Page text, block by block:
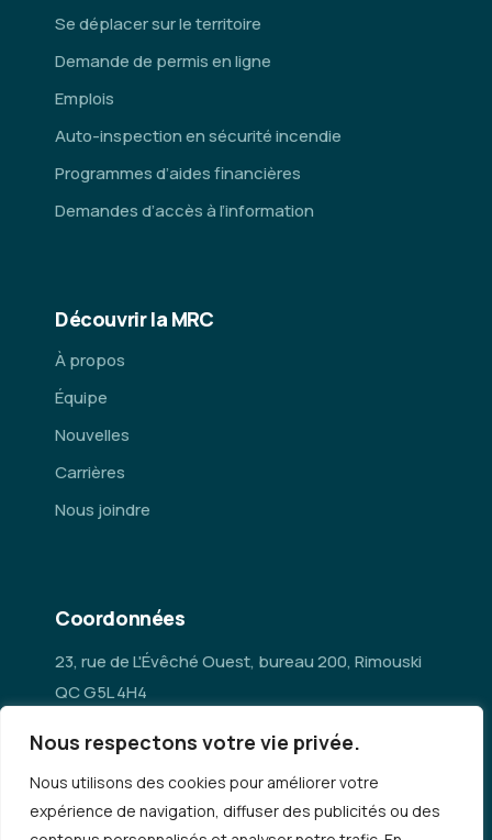
Nous respectons votre vie privée.
Nous utilisons des cookies pour améliorer votre
expérience de navigation, diffuser des publicités ou des
Se déplacer sur le territoire
Demande de permis en ligne
Emplois
Auto-inspection en sécurité incendie
Programmes d’aides financières
Demandes d’accès à l’information
Découvrir la MRC
À propos
Équipe
Nouvelles
Carrières
Nous joindre
Coordonnées
23, rue de L'Évêché Ouest, bureau 200, Rimouski
QC G5L 4H4
administration@mrc-rn.ca
418 724-5154